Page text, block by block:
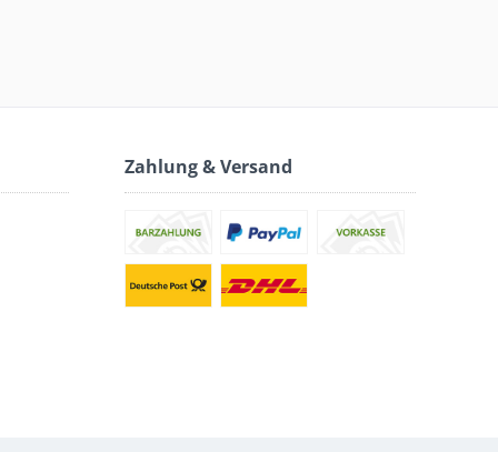
Zahlung & Versand